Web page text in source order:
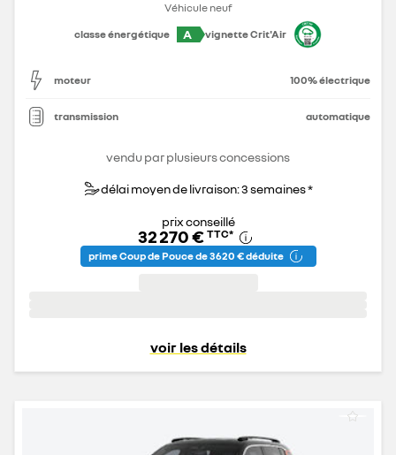
Véhicule neuf
classe énergétique
A vignette Crit'Air
moteur 100% électrique
transmission automatique
vendu par plusieurs concessions
délai moyen de livraison: 3 semaines *
prix conseillé
32 270 € TTC*
prime Coup de Pouce de 3 620 € déduite
voir les détails